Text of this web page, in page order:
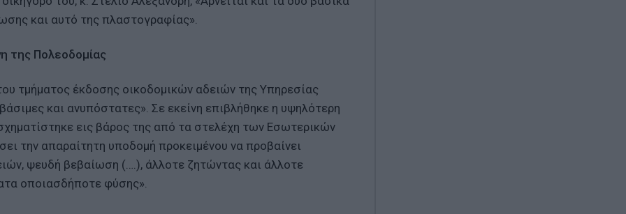
και αυτό της πλαστογραφίας».
της Πολεοδομίας
τμήματος έκδοσης οικοδομικών αδειών της Υπηρεσίας
και ανυπόστατες». Σε εκείνη επιβλήθηκε η υψηλότερη
εις βάρος της από τα στελέχη των Εσωτερικών
την απαραίτητη υποδομή προκειμένου να προβαίνει
ψευδή βεβαίωση (….), άλλοτε ζητώντας και άλλοτε
οποιασδήποτε φύσης».